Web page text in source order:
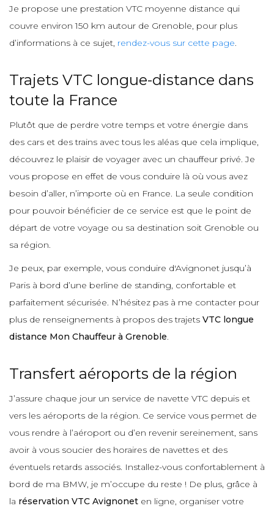
Je propose une prestation VTC moyenne distance qui
couvre environ 150 km autour de Grenoble, pour plus
d’informations à ce sujet, rendez-vous sur cette page.
Trajets VTC longue-distance dans
toute la France
Plutôt que de perdre votre temps et votre énergie dans
des cars et des trains avec tous les aléas que cela implique,
découvrez le plaisir de voyager avec un chauffeur privé. Je
vous propose en effet de vous conduire là où vous avez
besoin d’aller, n’importe où en France. La seule condition
pour pouvoir bénéficier de ce service est que le point de
départ de votre voyage ou sa destination soit Grenoble ou
sa région.
Je peux, par exemple, vous conduire d'Avignonet jusqu’à
Paris à bord d’une berline de standing, confortable et
parfaitement sécurisée. N’hésitez pas à me contacter pour
plus de renseignements à propos des trajets VTC longue
distance Mon Chauffeur à Grenoble.
Transfert aéroports de la région
J’assure chaque jour un service de navette VTC depuis et
vers les aéroports de la région. Ce service vous permet de
vous rendre à l’aéroport ou d’en revenir sereinement, sans
avoir à vous soucier des horaires de navettes et des
éventuels retards associés. Installez-vous confortablement à
bord de ma BMW, je m’occupe du reste ! De plus, grâce à
la réservation VTC Avignonet en ligne, organiser votre